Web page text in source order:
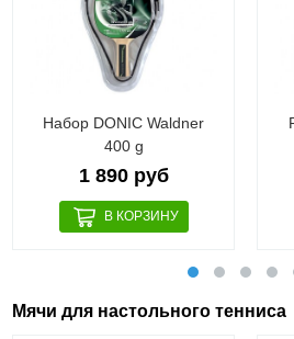
Набор DONIC Waldner
400 g
1 890 руб
Мячи для настольного тенниса